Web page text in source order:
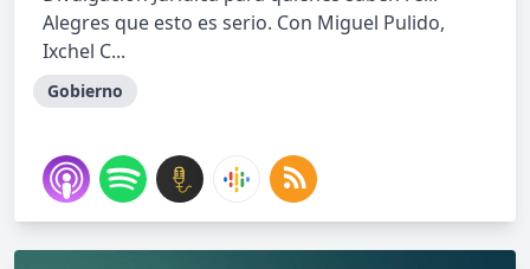
Alegres que esto es serio. Con Miguel Pulido,
Ixchel C...
Gobierno